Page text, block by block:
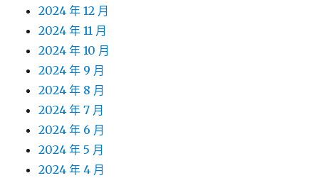
2024 年 12 月
2024 年 11 月
2024 年 10 月
2024 年 9 月
2024 年 8 月
2024 年 7 月
2024 年 6 月
2024 年 5 月
2024 年 4 月